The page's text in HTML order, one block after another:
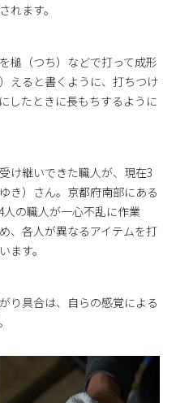
れます。
槌（つち）などで打って成形
えると書くように、打ちつけ
したときに長もちするように
け継いできた職人が、現在3
き）さん。京都府南部にある
の職人が一心不乱に作業
、各人が異なるアイテムを打
ます。
り具合は、自らの感覚による